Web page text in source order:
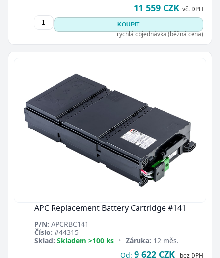
11 559 CZK vč. DPH
KOUPIT
rychlá objednávka (běžná cena)
APC Replacement Battery Cartridge #141
P/N: APCRBC141
Číslo: #44315
Sklad: Skladem >100 ks • Záruka: 12 měs.
Od: 9 622 CZK bez DPH